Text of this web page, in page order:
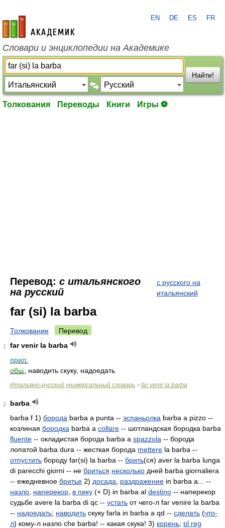
academic.ru
EN DE ES FR
Словари и энциклопедии на Академике
Найти!
Толкования Переводы Книги Игры ⚽
Перевод: с итальянского
на русский
с русского на
итальянский
far (si) la barba
Толкование Перевод
1
far venir la barba
прил.
общ.
наводить скуку, надоедать
Итальяно-русский универсальный словарь > far venir la barba
2
barba
barba f 1) борода barba a punta -- эспаньолка barba a pizzo --
козлиная бородка barba a collare -- шотландская бородка barba
fluente -- окладистая борода barba a spazzola -- борода
лопатой barba dura -- жесткая борода mettere la barba --
отпустить бороду far(si) la barba -- брить(ся) aver la barba lunga
di parecchi giorni -- не бриться несколько дней barba giornaliera
-- ежедневное бритье 2) досада раздражение in barba a... --
назло наперекор в пику (+ D) in barba al destino -- наперекор
судьбе avere la barba di qc -- устать от чего-л far venire la barba
-- надоедать; наводить скуку farla in barba a qd -- сделать (что-
л) кому-л назло che barba! -- какая скука! 3) корень; pl reg